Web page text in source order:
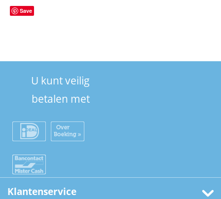
Save
U kunt veilig
betalen met
Klantenservice